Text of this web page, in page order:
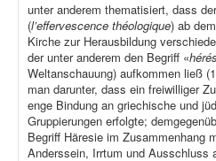
unter anderem thematisiert, dass
(l’effervescence théologique) ab
Kirche zur Herausbildung
der unter anderem den Begriff «
Weltanschauung) aufkommen ließ
man darunter, dass ein freiwilliger
enge Bindung an griechische und
Gruppierungen erfolgte;
Begriff Häresie im Zusammenhang
Anderssein, Irrtum und Ausschluss